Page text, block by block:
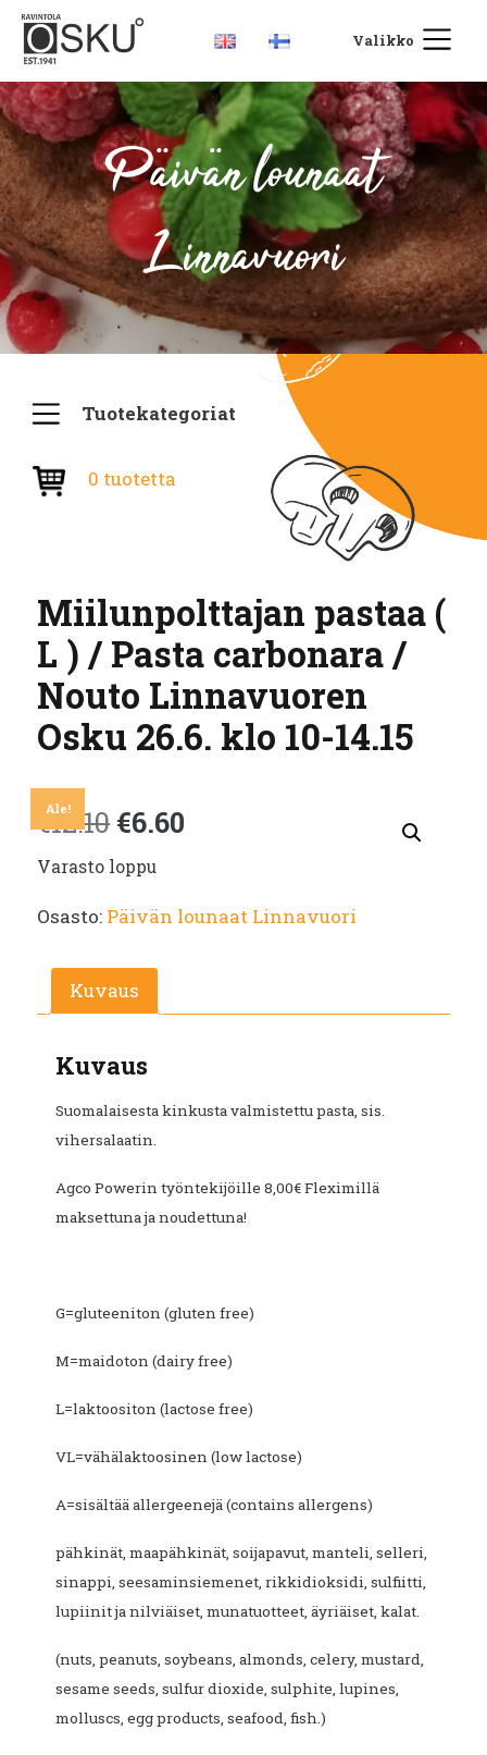
Valikko
Päivän lounaat
Linnavuori
Tuotekategoriat
0 tuotetta
Miilunpolttajan pastaa (
L ) / Pasta carbonara /
Nouto Linnavuoren
Osku 26.6. klo 10-14.15
Ale!
€12.10 Alkuperäinen
hinta
oli:
€12.10.
€6.60
on:
Varasto loppu
Osasto: Päivän lounaat Linnavuori
Kuvaus
Kuvaus
Suomalaisesta kinkusta valmistettu pasta, sis.
vihersalaatin.
Agco Powerin työntekijöille 8,00€ Fleximillä
maksettuna ja noudettuna!
G=gluteeniton (gluten free)
M=maidoton (dairy free)
L=laktoositon (lactose free)
VL=vähälaktoosinen (low lactose)
A=sisältää allergeenejä (contains allergens)
pähkinät, maapähkinät, soijapavut, manteli, selleri,
sinappi, seesaminsiemenet, rikkidioksidi, sulfiitti,
lupiinit ja nilviäiset, munatuotteet, äyriäiset, kalat.
(nuts, peanuts, soybeans, almonds, celery, mustard,
sesame seeds, sulfur dioxide, sulphite, lupines,
molluscs, egg products, seafood, fish.)